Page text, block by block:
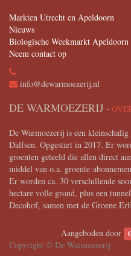
Markten Utrecht en Apeldoorn
Nieuws
Biologische Weekmarkt
Neem contact op
info@dewarmoezerij.nl
DE WARMOEZERIJ -
De Warmoezerij is een
Dalfsen. Opgestart in 2017. Er
groenten geteeld die allen direct
middel van o.a. groente-
Er worden ca. 30 verschillende
hectare volle grond, plus een
Decohof, samen met de Groene
Aangeboden door
Copyright © De Warmoezerij